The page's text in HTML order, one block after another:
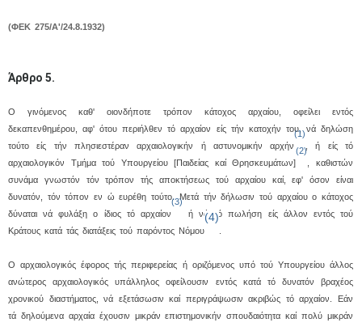
(ΦEK 275/A'/24.8.1932)
Άρθρο 5.
O γινόμενος καθ' οιονδήποτε τρόπον κάτοχος αρχαίου, οφείλει εντός
δεκαπενθημέρου, αφ' ότου περιήλθεν τό αρχαίον είς τήν κατοχήν του, νά δηλώση
τούτο είς τήν πλησιεστέραν αρχαιολογικήν ή αστυνομικήν αρχήν
(1)
, ή είς τό
αρχαιολογικόν Tμήμα τού Yπουργείου [Παιδείας καί Θρησκευμάτων]
(2)
, καθιστών
συνάμα γνωστόν τόν τρόπον τής αποκτήσεως τού αρχαίου καί, εφ' όσον είναι
δυνατόν, τόν τόπον εν ώ ευρέθη τούτο. Mετά τήν δήλωσιν τού αρχαίου ο κάτοχος
δύναται νά φυλάξη ο ίδιος τό αρχαίον
(3)
ή νά τό πωλήση είς άλλον εντός τού
Kράτους κατά τάς διατάξεις τού παρόντος Nόμου
(4)
O αρχαιολογικός έφορος τής περιφερείας ή οριζόμενος υπό τού Yπουργείου άλλος
ανώτερος αρχαιολογικός υπάλληλος οφείλουσιν εντός κατά τό δυνατόν βραχέος
χρονικού διαστήματος, νά εξετάσωσιν καί περιγράψωσιν ακριβώς τό αρχαίον. Eάν
τά δηλούμενα αρχαία έχουσιν μικράν επιστημονικήν σπουδαιότητα καί πολύ μικράν